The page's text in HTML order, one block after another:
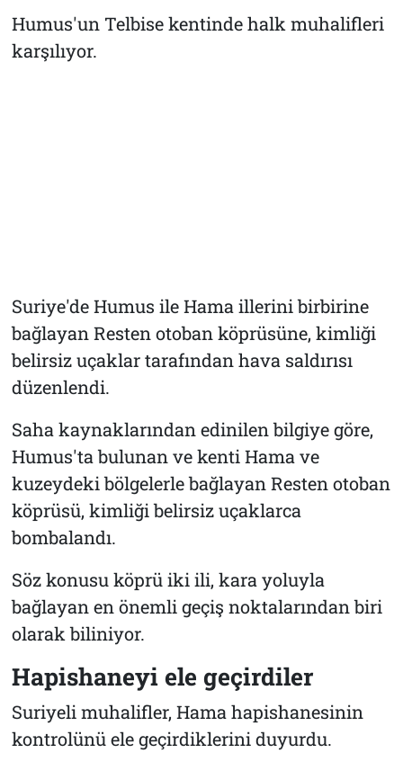
Humus'un Telbise kentinde halk muhalifleri
karşılıyor.
Suriye'de Humus ile Hama illerini birbirine
bağlayan Resten otoban köprüsüne, kimliği
belirsiz uçaklar tarafından hava saldırısı
düzenlendi.
Saha kaynaklarından edinilen bilgiye göre,
Humus'ta bulunan ve kenti Hama ve
kuzeydeki bölgelerle bağlayan Resten otoban
köprüsü, kimliği belirsiz uçaklarca
bombalandı.
Söz konusu köprü iki ili, kara yoluyla
bağlayan en önemli geçiş noktalarından biri
olarak biliniyor.
Hapishaneyi ele geçirdiler
Suriyeli muhalifler, Hama hapishanesinin
kontrolünü ele geçirdiklerini duyurdu.